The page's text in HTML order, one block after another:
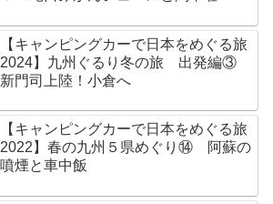
【キャンピングカーで日本をめぐる旅
2024】九州ぐるり冬の旅 出発編③
新門司上陸！小倉へ
【キャンピングカーで日本をめぐる旅
2022】春の九州５県めぐり⑭ 阿蘇の
噴煙と車中飯